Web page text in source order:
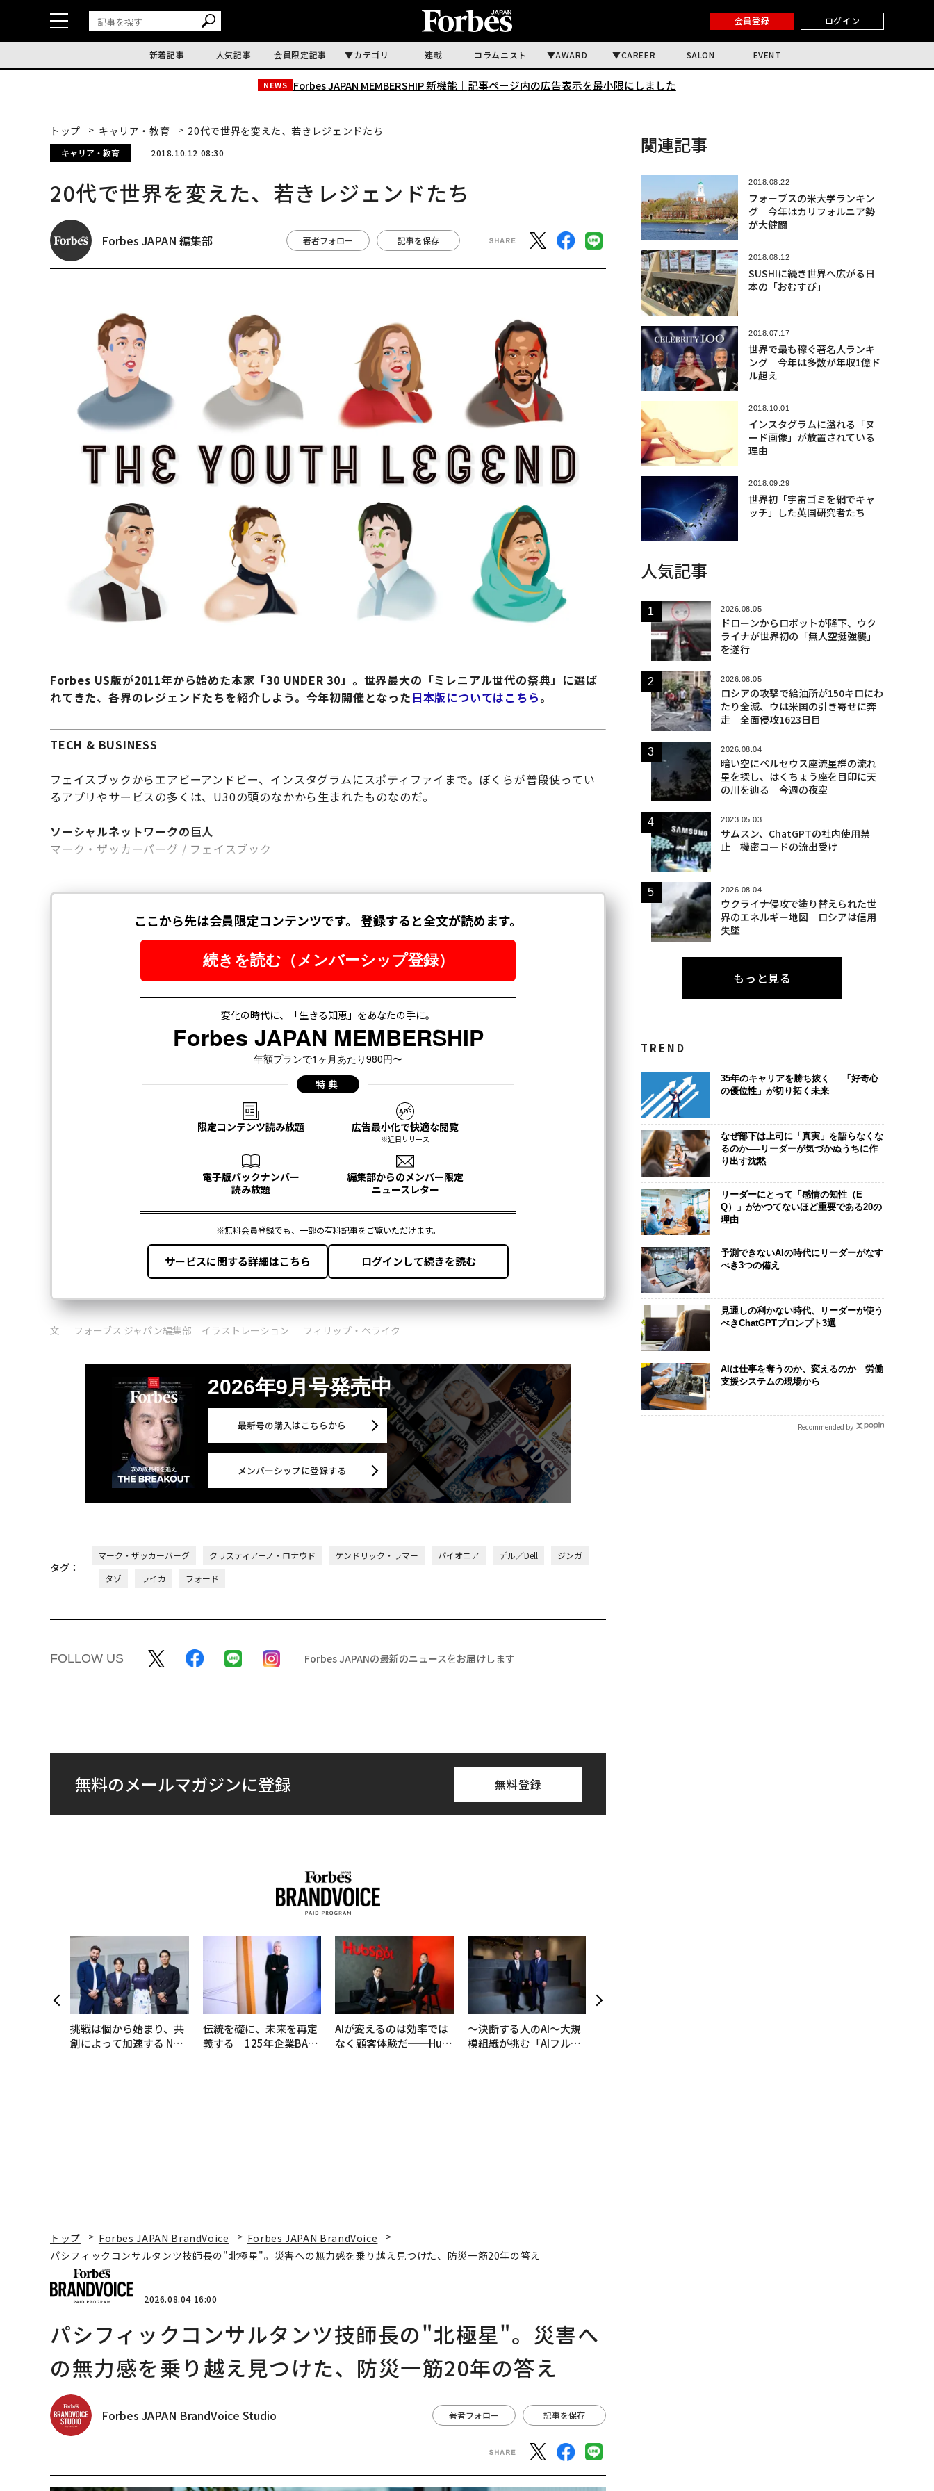
会員登録 ログイン
新着記事 人気記事 会員限定記事 カテゴリ 連載 コラムニスト AWARD CAREER SALON EVENT
NEWS Forbes JAPAN MEMBERSHIP 新機能｜ 記事ページ内の広告表示を最小限にしました
トップ キャリア・教育 20代で世界を変えた、若きレジェンドたち
キャリア・教育 2018.10.12 08:30
20代で世界を変えた、若きレジェンドたち
Forbes JAPAN 編集部 著者フォロー 記事を保存
Forbes US版が2011年から始めた本家「30 UNDER 30」。世界最大の「ミレニアル世代の祭典」に選ば
れてきた、各界のレジェンドたちを紹介しよう。今年初開催となった日本版についてはこちら。
TECH & BUSINESS
フェイスブックからエアビーアンドビー、インスタグラムにスポティファイまで。ぼくらが普段使ってい
るアプリやサービスの多くは、U30の頭のなかから生まれたものなのだ。
ソーシャルネットワークの巨人
マーク・ザッカーバーグ / フェイスブック
文 ＝ フォーブス ジャパン編集部 イラストレーション ＝ フィリップ・ペライク
2026年9月号発売中
最新号の購入はこちらから
メンバーシップに登録する
タグ：
マーク・ザッカーバーグ クリスティアーノ・ロナウド ケンドリック・ラマー パイオニア デル／Dell
ジンガ
タゾ
ライカ フォード
FOLLOW US Forbes JAPANの最新のニュースをお届けします
無料のメールマガジンに登録 無料登録
挑戦は個から始まり、共
創によって加速する NOR
伝統を礎に、未来を再定
義する 125年企業BAT
AIが変えるのは効率では
なく顧客体験だ──Hub
〜決断する人のAI〜大規
模組織が挑む「AIフル実
関連記事
2018.08.22
フォーブスの米大学ランキン
グ 今年はカリフォルニア勢
が大健闘
2018.08.12
SUSHIに続き世界へ広がる日
本の「おむすび」
2018.07.17
世界で最も稼ぐ著名人ランキ
ング 今年は多数が年収1億ド
ル超え
2018.10.01
インスタグラムに溢れる「ヌ
ード画像」が放置されている
理由
2018.09.29
世界初「宇宙ゴミを網でキャ
ッチ」した英国研究者たち
人気記事
2026.08.05
ドローンからロボットが降下、ウク
ライナが世界初の「無人空挺強襲」
を遂行
2026.08.05
ロシアの攻撃で給油所が150キロにわ
たり全滅、ウは米国の引き寄せに奔
走 全面侵攻1623日目
2026.08.04
暗い空にペルセウス座流星群の流れ
星を探し、はくちょう座を目印に天
の川を辿る 今週の夜空
2023.05.03
サムスン、ChatGPTの社内使用禁
止 機密コードの流出受け
2026.08.04
ウクライナ侵攻で塗り替えられた世
界のエネルギー地図 ロシアは信用
失墜
もっと見る
TREND
35年のキャリアを勝ち抜く──「好奇心
の優位性」が切り拓く未来
なぜ部下は上司に「真実」を語らなくな
るのか──リーダーが気づかぬうちに作
り出す沈黙
リーダーにとって「感情の知性（E
Q）」がかつてないほど重要である20の
理由
予測できないAIの時代にリーダーがなす
べき3つの備え
見通しの利かない時代、リーダーが使う
べきChatGPTプロンプト3選
AIは仕事を奪うのか、変えるのか 労働
支援システムの現場から
Recommended by
トップ Forbes JAPAN BrandVoice
Forbes JAPAN BrandVoice
パシフィックコンサルタンツ技師長の"北極星"。災害への無力感を乗り越え見つけた、防災一筋20年の答え
2026.08.04 16:00
パシフィックコンサルタンツ技師長の"北極星"。災害へ
の無力感を乗り越え見つけた、防災一筋20年の答え
Forbes JAPAN BrandVoice Studio 著者フォロー 記事を保存